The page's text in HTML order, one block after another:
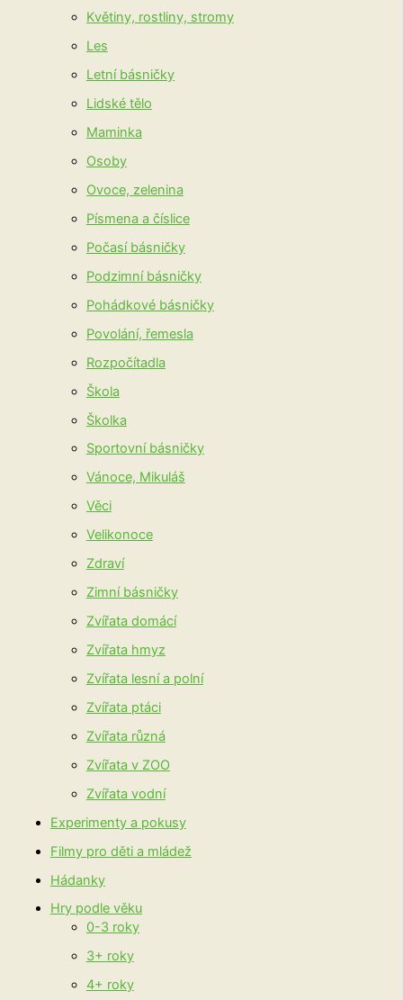
Květiny, rostliny, stromy
Les
Letní básničky
Lidské tělo
Maminka
Osoby
Ovoce, zelenina
Písmena a číslice
Počasí básničky
Podzimní básničky
Pohádkové básničky
Povolání, řemesla
Rozpočítadla
Škola
Školka
Sportovní básničky
Vánoce, Mikuláš
Věci
Velikonoce
Zdraví
Zimní básničky
Zvířata domácí
Zvířata hmyz
Zvířata lesní a polní
Zvířata ptáci
Zvířata různá
Zvířata v ZOO
Zvířata vodní
Experimenty a pokusy
Filmy pro děti a mládež
Hádanky
Hry podle věku
0-3 roky
3+ roky
4+ roky